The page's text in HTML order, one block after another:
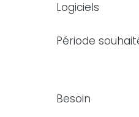
Logiciels
Période
Besoin